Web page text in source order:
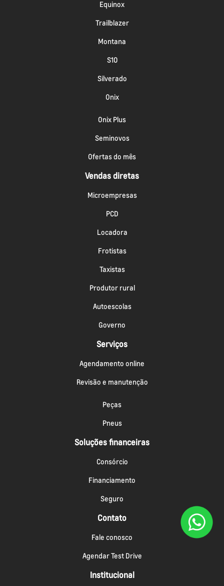
Equinox
Trailblazer
Montana
S10
Silverado
Onix
Onix Plus
Seminovos
Ofertas do mês
Vendas diretas
Microempresas
PCD
Locadora
Frotistas
Taxistas
Produtor rural
Autoescolas
Governo
Serviços
Agendamento online
Revisão e manutenção
Peças
Pneus
Soluções financeiras
Consórcio
Financiamento
Seguro
Contato
Fale conosco
Agendar Test Drive
Institucional